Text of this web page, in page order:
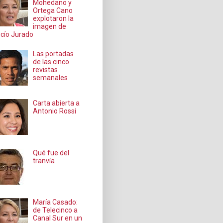
Mohedano y
Ortega Cano
explotaron la
imagen de
Jurado
Las portadas
de las cinco
revistas
semanales
Carta abierta a
Antonio Rossi
Qué fue del
tranvía
María Casado:
de Telecinco a
Canal Sur en un